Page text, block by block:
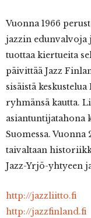
Vuonna 1966
jazzin edunvalvoja
tuottaa kiertueita
päivittää Jazz
sisäistä
ryhmänsä kautta.
asiantuntijatahona
Suomessa.
taivaltaan
Jazz-Yrjö-yhtyeen
http://jazzliitto.fi
http://jazzfinland.fi